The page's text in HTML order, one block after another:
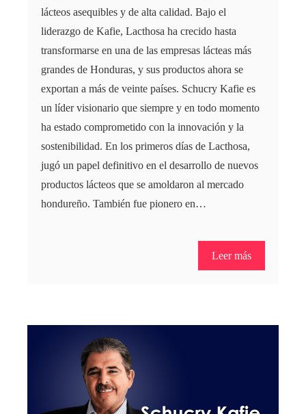
lácteos asequibles y de alta calidad. Bajo el
liderazgo de Kafie, Lacthosa ha crecido hasta
transformarse en una de las empresas lácteas más
grandes de Honduras, y sus productos ahora se
exportan a más de veinte países. Schucry Kafie es
un líder visionario que siempre y en todo momento
ha estado comprometido con la innovación y la
sostenibilidad. En los primeros días de Lacthosa,
jugó un papel definitivo en el desarrollo de nuevos
productos lácteos que se amoldaron al mercado
hondureño. También fue pionero en…
Leer más